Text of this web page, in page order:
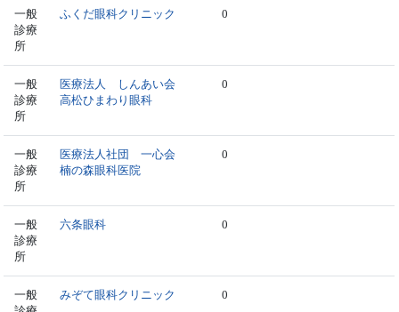
一般
診療
所
ふくだ眼科クリニック 0
一般
診療
所
医療法人 しんあい会
高松ひまわり眼科
0
一般
診療
所
医療法人社団 一心会
楠の森眼科医院
0
一般
診療
所
六条眼科 0
一般
みぞて眼科クリニック 0